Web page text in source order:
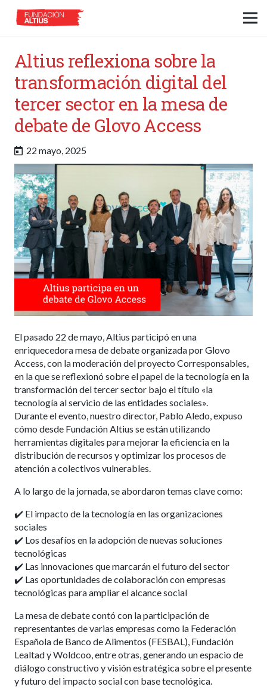
Altius reflexiona sobre la
transformación digital del
tercer sector en la mesa de
debate de Glovo Access
22 mayo, 2025
El pasado 22 de mayo, Altius participó en una
enriquecedora mesa de debate organizada por Glovo
Access, con la moderación del proyecto Corresponsables,
en la que se reflexionó sobre el papel de la tecnología en la
transformación del tercer sector bajo el título «la
tecnología al servicio de las entidades sociales».
Durante el evento, nuestro director, Pablo Aledo, expuso
cómo desde Fundación Altius se están utilizando
herramientas digitales para mejorar la eficiencia en la
distribución de recursos y optimizar los procesos de
atención a colectivos vulnerables.
A lo largo de la jornada, se abordaron temas clave como:
✔️ El impacto de la tecnología en las organizaciones
sociales
✔️ Los desafíos en la adopción de nuevas soluciones
tecnológicas
✔️ Las innovaciones que marcarán el futuro del sector
✔️ Las oportunidades de colaboración con empresas
tecnológicas para ampliar el alcance social
La mesa de debate contó con la participación de
representantes de varias empresas como la Federación
Española de Banco de Alimentos (FESBAL), Fundación
Lealtad y Woldcoo, entre otras, generando un espacio de
diálogo constructivo y visión estratégica sobre el presente
y futuro del impacto social con base tecnológica.